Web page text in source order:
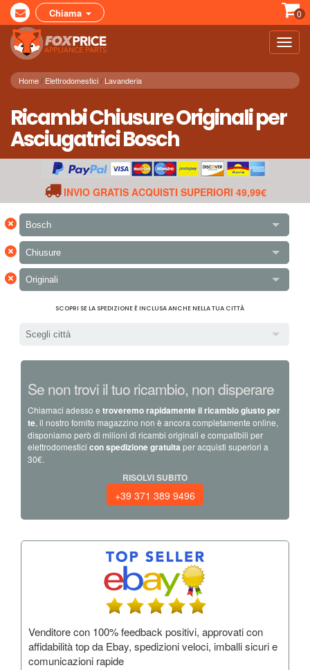
Chiama 0
Home Elettrodomestici Lavanderia
Ricambi Chiusure Originali per
Asciugatrici Bosch
INVIO GRATIS ACQUISTI SUPERIORI 49,99€
× Bosch
× Chiusure
× Originali
SCOPRI SE LA SPEDIZIONE È INCLUSA ANCHE NELLA TUA CITTÀ
Scegli città
Se non trovi il tuo ricambio, non disperare
Chiamaci adesso e troveremo rapidamente il ricambio giusto per
te, il nostro fornito magazzino non è ancora completamente online,
disponiamo però di milioni di ricambi originali e compatibili per
elettrodomestici con spedizione gratuita per acquisti superiori a
30€.
RISOLVI SUBITO
+39 371 389 9496
Venditore con 100% feedback positivi, approvati con
affidabilità top da Ebay, spedizioni veloci, imballi sicuri e
comunicazioni rapide